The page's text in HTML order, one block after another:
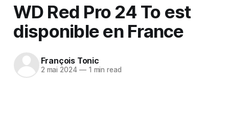
WD Red Pro 24 To est
disponible en France
François Tonic
2 mai 2024 —1 min read